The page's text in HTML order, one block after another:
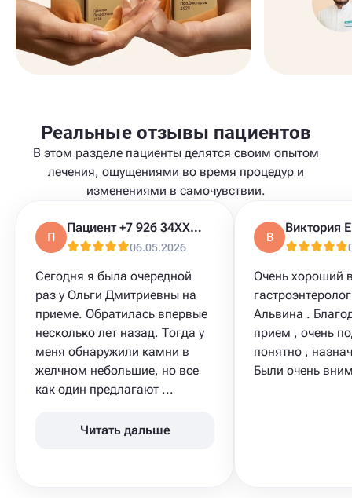
Реальные отзывы пациентов
В этом разделе пациенты делятся своим опытом
лечения, ощущениями во время процедур и
изменениями в самочувствии.
П
Пациент +7 926 34XXXXX
06.05.2026
Сегодня я была очередной
раз у Ольги Дмитриевны на
приеме. Обратилась впервые
несколько лет назад. Тогда у
меня обнаружили камни в
желчном небольшие, но все
как один предлагают ...
Читать дальше
В
Очень хороший
Альвина .
прием , очень
понятно ,
Были очень